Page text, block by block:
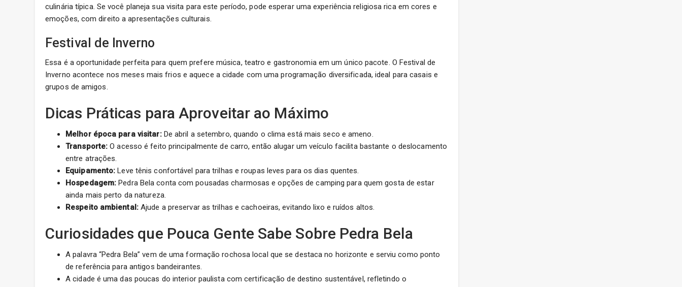
culinária típica. Se você planeja sua visita para este período, pode esperar uma experiência religiosa rica em cores e
emoções, com direito a apresentações culturais.
Festival de Inverno
Essa é a oportunidade perfeita para quem prefere música, teatro e gastronomia em um único pacote. O Festival de
Inverno acontece nos meses mais frios e aquece a cidade com uma programação diversificada, ideal para casais e
grupos de amigos.
Dicas Práticas para Aproveitar ao Máximo
Melhor época para visitar:De abril a setembro, quando o clima está mais seco e ameno.
Transporte: O acesso é feito principalmente de carro, então alugar um veículo facilita bastante o deslocamento
entre atrações.
Equipamento: Leve tênis confortável para trilhas e roupas leves para os dias quentes.
Hospedagem: Pedra Bela conta com pousadas charmosas e opções de camping para quem gosta de estar
ainda mais perto da natureza.
Respeito ambiental:Ajude a preservar as trilhas e cachoeiras, evitando lixo e ruídos altos.
Curiosidades que Pouca Gente Sabe Sobre Pedra Bela
A palavra “Pedra Bela” vem de uma formação rochosa local que se destaca no horizonte e serviu como ponto
de referência para antigos bandeirantes.
A cidade é uma das poucas do interior paulista com certificação de destino sustentável, refletindo o